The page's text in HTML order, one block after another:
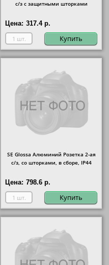
с/з с защитными шторками
Цена: 317.4 р.
Купить
SE Glossa Алюминий Розетка 2-ая
с/з, со шторками, в сборе, IP44
Цена: 798.6 р.
Купить